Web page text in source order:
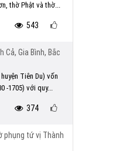
thờ Phật và thờ...
543
Cả, Gia Bình, Bắc
Tiên Du) vốn
-1705) với quy...
374
phụng tứ vị Thành